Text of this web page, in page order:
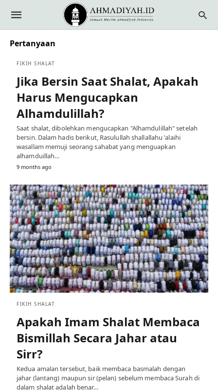
Pertanyaan
FIKIH SHALAT
Jika Bersin Saat Shalat, Apakah
Harus Mengucapkan
Alhamdulillah?
Saat shalat, dibolehkan mengucapkan "Alhamdulillah" setelah
bersin. Dalam hadis berikut, Rasulullah shallallahu 'alaihi
wasallam memuji seorang sahabat yang menguapkan
alhamduillah…
9 months ago
FIKIH SHALAT
Apakah Imam Shalat Membaca
Bismillah Secara Jahar atau
Sirr?
Kedua amalan tersebut, baik membaca basmalah dengan
jahar (lantang) maupun sir (pelan) sebelum membaca Surah di
dalam shalat adalah benar…